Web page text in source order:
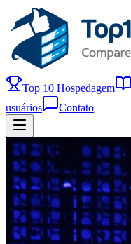
Top 10 Hospedagem
usuários
Contato